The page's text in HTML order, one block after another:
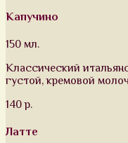
Капучино
150 мл.
Классический
густой, кремовой
140 р.
Латте